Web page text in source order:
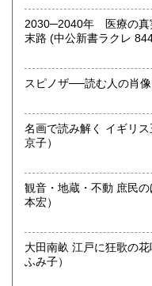
2030─2040年 医療の真
名画で読み解く イギリス王
京子）
観音・地蔵・不動 庶民のほ
本宏）
大田南畝 江戸に狂歌の花咲
ふみ子）